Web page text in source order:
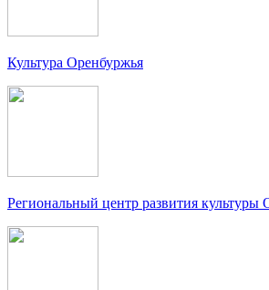
Культура Оренбуржья
Региональный центр развития культуры